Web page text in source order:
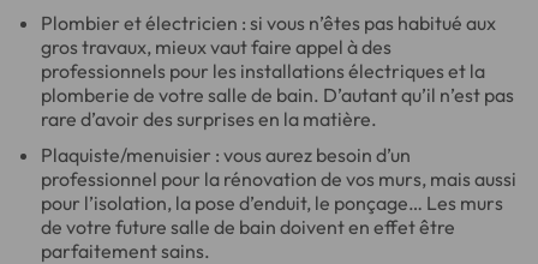
Plombier et électricien : si vous n’êtes pas habitué aux
gros travaux, mieux vaut faire appel à des
professionnels pour les installations électriques et la
plomberie de votre salle de bain. D’autant qu’il n’est pas
rare d’avoir des surprises en la matière.
Plaquiste/menuisier : vous aurez besoin d’un
professionnel pour la rénovation de vos murs, mais aussi
pour l’isolation, la pose d’enduit, le ponçage… Les murs
de votre future salle de bain doivent en effet être
parfaitement sains.